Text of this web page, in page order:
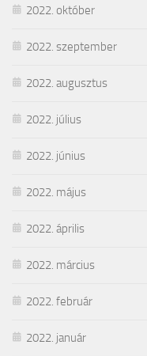
2022. október
2022. szeptember
2022. augusztus
2022. július
2022. június
2022. május
2022. április
2022. március
2022. február
2022. január